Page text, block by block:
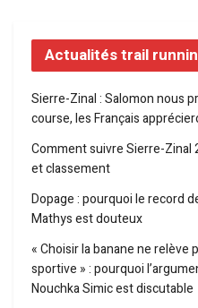
Actualités trail
Sierre-Zinal : Salomon nous
course, les Français
Comment suivre Sierre-Zinal
et classement
Dopage : pourquoi le record
Mathys est douteux
« Choisir la banane ne relève
sportive » : pourquoi
Nouchka Simic est discutable